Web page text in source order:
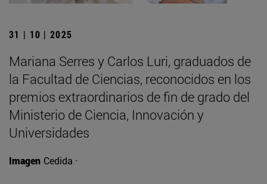
31 | 10 | 2025
Mariana Serres y Carlos Luri, graduados de
la Facultad de Ciencias, reconocidos en los
premios extraordinarios de fin de grado del
Ministerio de Ciencia, Innovación y
Universidades
Imagen Cedida ·